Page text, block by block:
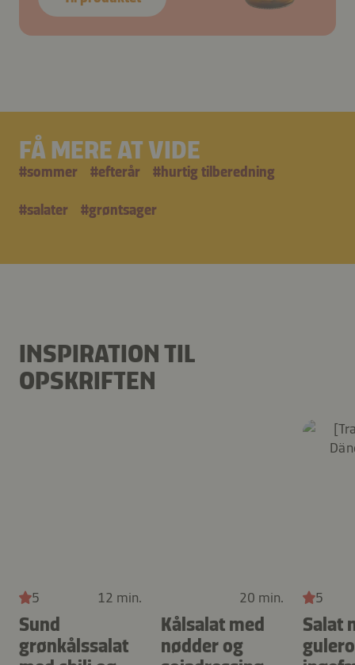
FÅ MERE AT VIDE
#sommer #efterår #hurtig tilberedning
#salater #grøntsager
INSPIRATION TIL
OPSKRIFTEN
5 12 min.
Sund
grønkålssalat
20 min.
Kålsalat med
nødder og
5
Salat